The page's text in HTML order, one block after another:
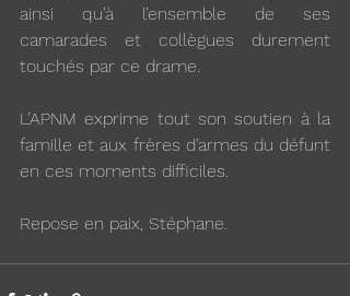
ainsi qu’à l’ensemble de ses
camarades et collègues durement
touchés par ce drame.
L’APNM exprime tout son soutien à la
famille et aux frères d’armes du défunt
en ces moments difficiles.
Repose en paix, Stéphane.